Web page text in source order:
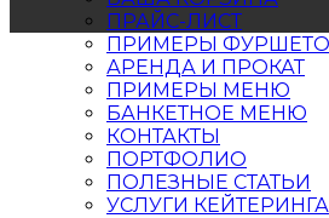
ПРАЙС-ЛИСТ
ПРИМЕРЫ
АРЕНДА И ПРОКАТ
ПРИМЕРЫ МЕНЮ
БАНКЕТНОЕ МЕНЮ
КОНТАКТЫ
ПОРТФОЛИО
ПОЛЕЗНЫЕ СТАТЬИ
УСЛУГИ КЕЙТЕРИНГА